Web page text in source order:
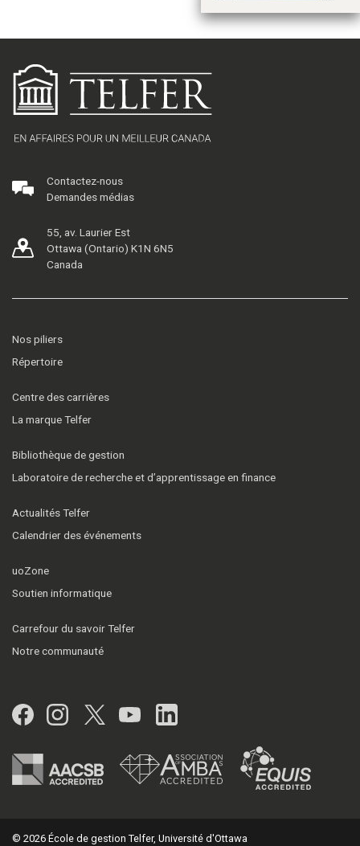
Contactez-nous
Demandes médias
55, av. Laurier Est
Ottawa (Ontario) K1N 6N5
Canada
Nos piliers
Répertoire
Centre des carrières
La marque Telfer
Bibliothèque de gestion
Laboratoire de recherche et d’apprentissage en finance
Actualités Telfer
Calendrier des événements
uoZone
Soutien informatique
Carrefour du savoir Telfer
Notre communauté
Facebook
Instagram
Twitter
YouTubeLinkedIn
© 2026 École de gestion Telfer, Université d'Ottawa